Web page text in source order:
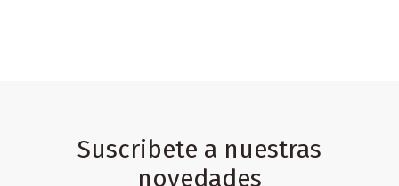
Suscribete a nuestras
novedades